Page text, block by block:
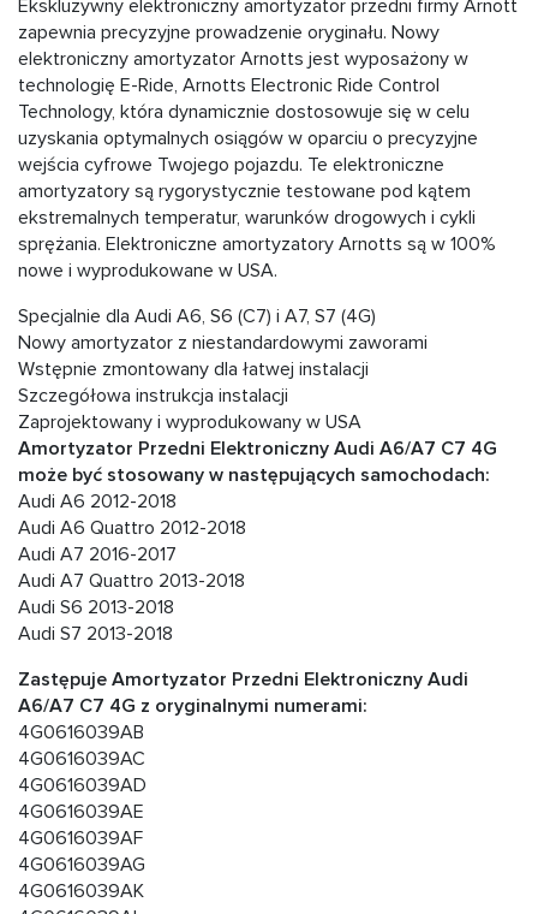
Ekskluzywny elektroniczny amortyzator przedni firmy Arnott
zapewnia precyzyjne prowadzenie oryginału. Nowy
elektroniczny amortyzator Arnotts jest wyposażony w
technologię E-Ride, Arnotts Electronic Ride Control
Technology, która dynamicznie dostosowuje się w celu
uzyskania optymalnych osiągów w oparciu o precyzyjne
wejścia cyfrowe Twojego pojazdu. Te elektroniczne
amortyzatory są rygorystycznie testowane pod kątem
ekstremalnych temperatur, warunków drogowych i cykli
sprężania. Elektroniczne amortyzatory Arnotts są w 100%
nowe i wyprodukowane w USA.
Specjalnie dla Audi A6, S6 (C7) i A7, S7 (4G)
Nowy amortyzator z niestandardowymi zaworami
Wstępnie zmontowany dla łatwej instalacji
Szczegółowa instrukcja instalacji
Zaprojektowany i wyprodukowany w USA
Amortyzator Przedni Elektroniczny Audi A6/A7 C7 4G
może być stosowany w następujących samochodach:
Audi A6 2012-2018
Audi A6 Quattro 2012-2018
Audi A7 2016-2017
Audi A7 Quattro 2013-2018
Audi S6 2013-2018
Audi S7 2013-2018
Zastępuje Amortyzator Przedni Elektroniczny Audi
A6/A7 C7 4G z oryginalnymi numerami:
4G0616039AB
4G0616039AC
4G0616039AD
4G0616039AE
4G0616039AF
4G0616039AG
4G0616039AK